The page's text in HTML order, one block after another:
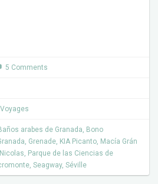
5 Comments
Voyages
arabes de Granada, Bono
, Grenade, KIA Picanto, Macía Grán
, Parque de las Ciencias de
, Seagway, Séville